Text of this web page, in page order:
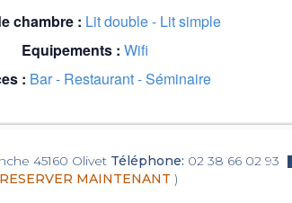
chambre : Lit double - Lit simple
Equipements : Wifi
: Bar - Restaurant - Séminaire
45160 Olivet Téléphone: 02 38 66 02 93
RESERVER MAINTENANT )